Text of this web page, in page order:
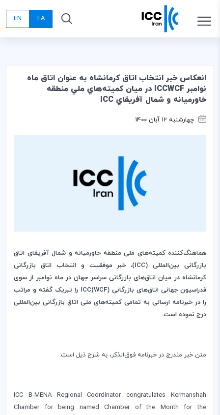
FA
EN
انعكاس خبر انتخاب اتاق كرمانشاه به عنوان اتاق ماه
نوامبر ICCWCF در ميان كميته‌هاي ملي منطقه
خاورميانه و شمال آفريقاي ICC
چهارشنبه 12 آبان 1400
هماهنگ‌کننده کمیته‌های ملی منطقه خاورمیانه و شمال آفریقای اتاق
بازرگانی بین‌المللی (ICC)، خبر موفقیت و انتخاب اتاق بازرگانی
کرمانشاه در میان اتاق‌های بازرگانی سراسر جهان در ماه نوامبر از سوی
فدراسیون جهانی اتاق‌های بازرگانی (WCF)ICC را تبریک گفته و مراتب
را در خبرنامه ارسالی به تمامی کمیته‌های ملی اتاق بازرگانی بین‌المللی
درج نموده است.
متن خبر مندرج در خبرنامه فوق‌الذکر، به شرح ذیل است:
ICC B-MENA Regional Coordinator congratulates Kermanshah
Chamber for being named Chamber of the Month for the